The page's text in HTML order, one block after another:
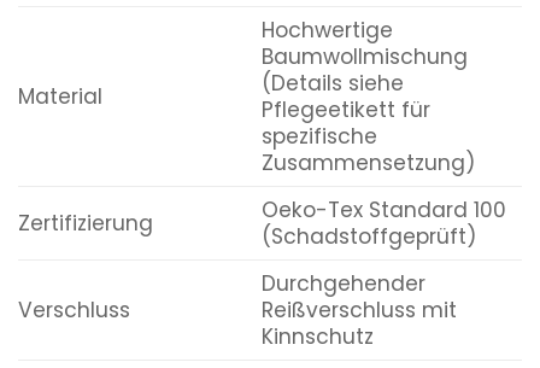
Material
Hochwertige
Baumwollmischung
(Details siehe
Pflegeetikett für
spezifische
Zusammensetzung)
Zertifizierung
Oeko-Tex Standard 100
(Schadstoffgeprüft)
Verschluss
Durchgehender
Reißverschluss mit
Kinnschutz